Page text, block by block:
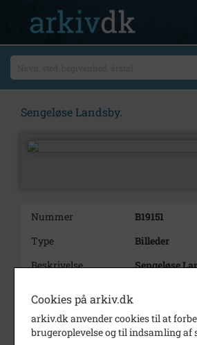
Sengeløse Landsby.
Nummer
B19151
Type
Billeder
Beskrivelse
Sengeløse
Dateringsnote
4. November
Fotograf
Michael
Cookies på arkiv.dk
arkiv.dk anvender cookies til at
brugeroplevelse og til indsamling af